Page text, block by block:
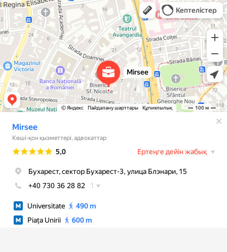
Юридические услуги в Бухаресте
Адвокаты в Бухаресте